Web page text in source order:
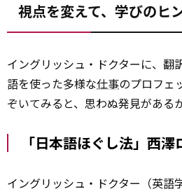
視点を変えて、学びのヒ
イングリッシュ・ドクターに、翻
語を使った多様な仕事のプロフェ
ぞいてみると、思わぬ発見がある
「日本語ほぐし法」西澤
イングリッシュ・ドクター（英語